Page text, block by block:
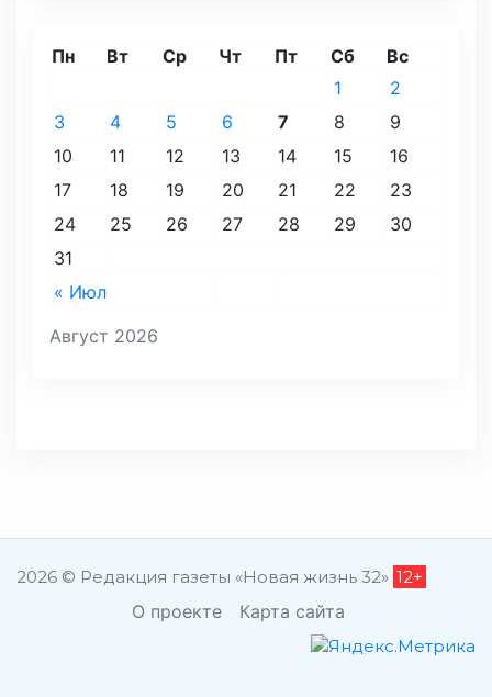
Август 2026
Пн Вт Ср Чт Пт Сб Вс
« Июл
1
2
3
4 5 6 7 8
9
10
11 12 13 14 15
16
17
18 19 20 21 22
23
24
25 26 27 28 29
30
31
2026 © Редакция газеты «Новая жизнь 32» 12+
О проекте Карта сайта